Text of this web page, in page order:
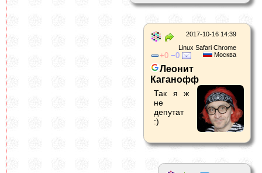
2017-10-16 14:39
Linux Safari Chrome
Москва
0 0
Леонит
Каганофф
Так я ж
не
депутат
:)